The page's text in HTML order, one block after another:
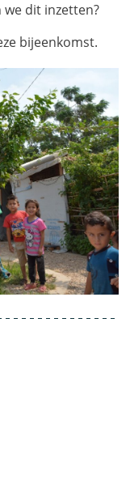
dit inzetten?
bijeenkomst.